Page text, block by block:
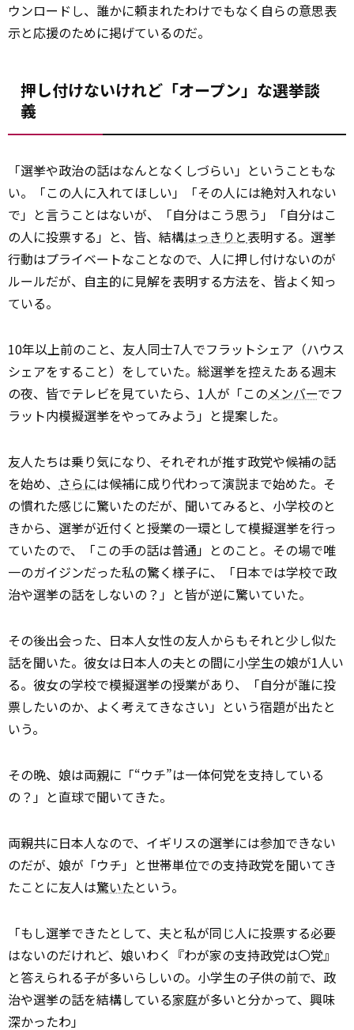
ウンロードし、誰かに頼まれたわけでもなく自らの意思表
示と応援のために掲げているのだ。
押し付けないけれど「オープン」な選挙談
義
「選挙や政治の話はなんとなくしづらい」ということもな
い。「この人に入れてほしい」「その人には絶対入れない
で」と言うことはないが、「自分はこう思う」「自分はこ
の人に投票する」と、皆、結構はっきりと表明する。選挙
行動はプライベートなことなので、人に押し付けないのが
ルールだが、自主的に見解を表明する方法を、皆よく知っ
ている。
10年以上前のこと、友人同士7人でフラットシェア（ハウス
シェアをすること）をしていた。総選挙を控えたある週末
の夜、皆でテレビを見ていたら、1人が「このメンバーでフ
ラット内模擬選挙をやってみよう」と提案した。
友人たちは乗り気になり、それぞれが推す政党や候補の話
を始め、 さらには候補に成り代わって演説まで始めた。そ
の慣れた感じに驚いたのだが、聞いてみると、小学校のと
きから、選挙が近付くと授業の一環として模擬選挙を行っ
ていたので、「この手の話は普通」とのこと。その場で唯
一のガイジンだった私の驚く様子に、「日本では学校で政
治や選挙の話をしないの？」と皆が逆に驚いていた。
その後出会った、日本人女性の友人からもそれと少し似た
話を聞いた。彼女は日本人の夫との間に小学生の娘が1人い
る。彼女の学校で模擬選挙の授業があり、「自分が誰に投
票したいのか、よく考えてきなさい」という宿題が出たと
いう。
その晩、娘は両親に「“ウチ”は一体何党を支持している
の？」と直球で聞いてきた。
両親共に日本人なので、イギリスの選挙には参加できない
のだが、娘が「ウチ」と世帯単位での支持政党を聞いてき
たことに友人は驚いたという。
「もし選挙できたとして、夫と私が同じ人に投票する必要
はないのだけれど、娘いわく『わが家の支持政党は〇党』
と答えられる子が多いらしいの。小学生の子供の前で、政
治や選挙の話を結構している家庭が多いと分かって、興味
深かったわ」